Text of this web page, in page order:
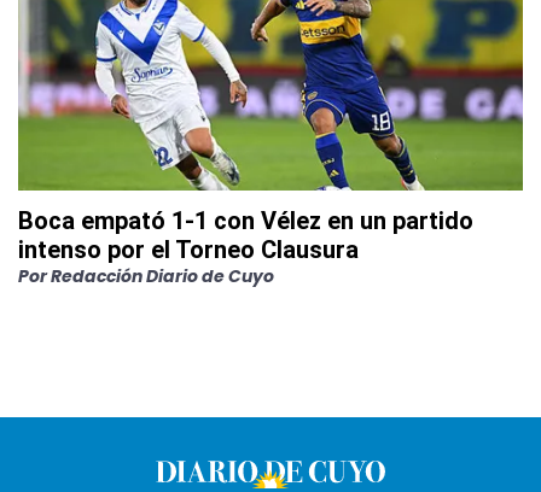
Boca empató 1-1 con Vélez en un partido
intenso por el Torneo Clausura
PorRedacción Diario de Cuyo